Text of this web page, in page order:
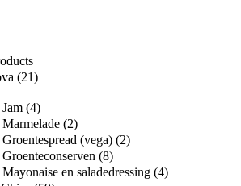
(21)
Jam (4)
Marmelade (2)
Groentespread (vega) (2)
Groenteconserven (8)
Mayonaise en saladedressing (4)